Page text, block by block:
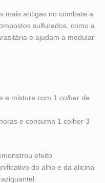
mais antigas no combate a
sulfurados, como a
e ajudam a modular
e misture com 1 colher de
e consuma 1 colher 3
efeito
do alho e da alicina